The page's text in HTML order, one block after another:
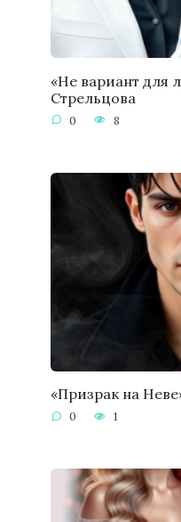
«Не вариант для
Стрельцова
0 8
«Призрак на
0 1